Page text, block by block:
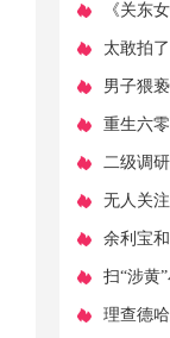
整整幸
《关东
结局抗
太敢拍
厦》，
男子猥
重生六
青，带
二级调
处？与
无人关
亚盯上了
余利宝
及区别
扫“涉黄
理查德